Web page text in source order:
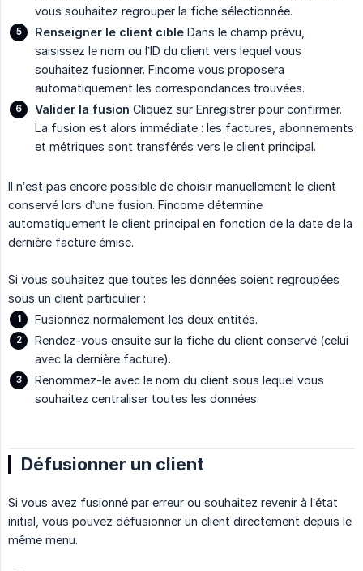
vous souhaitez regrouper la fiche sélectionnée.
Renseigner le client cible Dans le champ prévu,
saisissez le nom ou l’ID du client vers lequel vous
souhaitez fusionner. Fincome vous proposera
automatiquement les correspondances trouvées.
Valider la fusion Cliquez sur Enregistrer pour confirmer.
La fusion est alors immédiate : les factures, abonnements
et métriques sont transférés vers le client principal.
Il n’est pas encore possible de choisir manuellement le client
conservé lors d’une fusion. Fincome détermine
automatiquement le client principal en fonction de la date de la
dernière facture émise.
Si vous souhaitez que toutes les données soient regroupées
sous un client particulier :
Fusionnez normalement les deux entités.
Rendez-vous ensuite sur la fiche du client conservé (celui
avec la dernière facture).
Renommez-le avec le nom du client sous lequel vous
souhaitez centraliser toutes les données.
Défusionner un client
Si vous avez fusionné par erreur ou souhaitez revenir à l’état
initial, vous pouvez défusionner un client directement depuis le
même menu.